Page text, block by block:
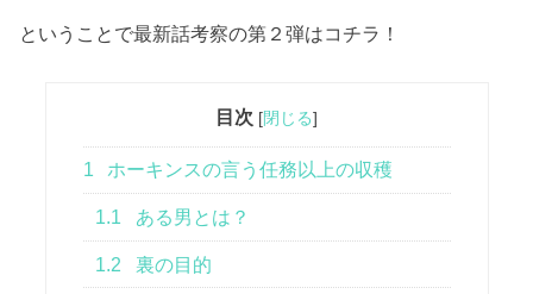
ということで最新話考察の第２弾はコチラ！
目次 [閉じる]
1 ホーキンスの言う任務以上の収穫
1.1 ある男とは？
1.2 裏の目的